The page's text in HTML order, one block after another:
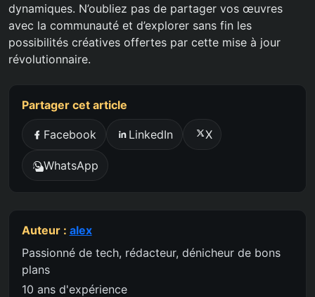
dynamiques. N’oubliez pas de partager vos œuvres
avec la communauté et d’explorer sans fin les
possibilités créatives offertes par cette mise à jour
révolutionnaire.
Partager cet article
Facebook LinkedIn X
WhatsApp
Auteur : alex
Passionné de tech, rédacteur, dénicheur de bons
plans
10 ans d'expérience